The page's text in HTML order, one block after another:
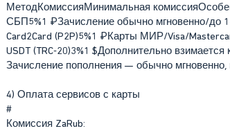
МетодКомиссияМинимальная
СБП5%1 ₽Зачисление обычно мгновенно/до
Card2Card (P2P)5%1 ₽Карты МИР/Visa/
USDT (TRC‑20)3%1 $Дополнительно
Зачисление пополнения — обычно мгновенно,
4) Оплата сервисов с карты
#
Комиссия ZaRub: